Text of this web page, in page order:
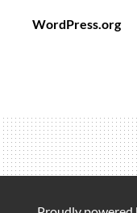
WordPress.org